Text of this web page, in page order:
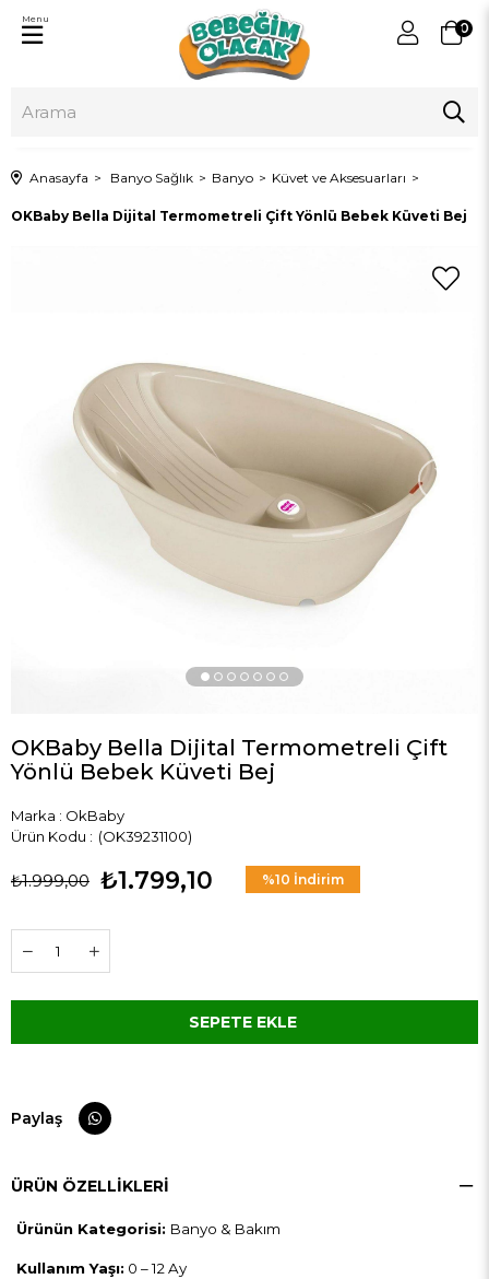
0
Menu
Anasayfa Banyo Sağlık Banyo Küvet ve Aksesuarları
OKBaby Bella Dijital Termometreli Çift Yönlü Bebek Küveti Bej
›
OKBaby Bella Dijital Termometreli Çift
Yönlü Bebek Küveti Bej
Marka : OkBaby
(OK39231100)
₺1.999,00 ₺1.799,10 %10 İndirim
Paylaş
ÜRÜN ÖZELLIKLERI
Ürünün Kategorisi: Banyo & Bakım
Kullanım Yaşı: 0 – 12 Ay